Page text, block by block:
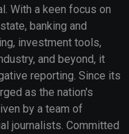
With a keen focus on
banking and
investment tools,
and beyond, it
reporting. Since its
as the nation's
by a team of
journalists. Committed